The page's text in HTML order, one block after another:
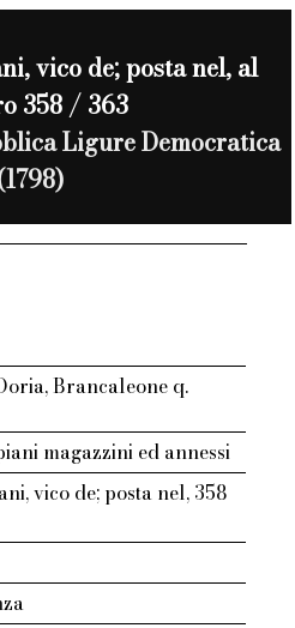
vico de; posta nel, al
358 / 363
Ligure Democratica
Brancaleone q.
magazzini ed annessi
vico de; posta nel, 358